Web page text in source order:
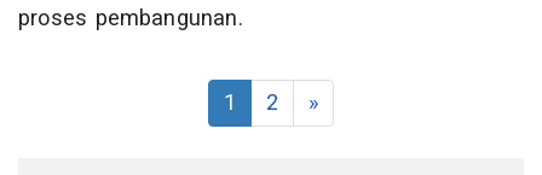
proses pembangunan.
1 2 »